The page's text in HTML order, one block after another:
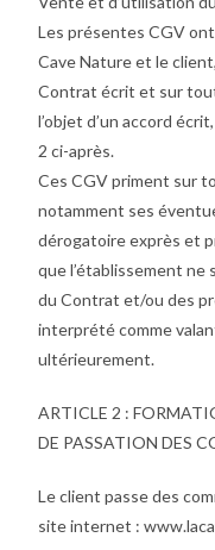
Les présentes CGV
Cave Nature et le
Contrat écrit et sur
l’objet d’un accord
2 ci-après.
Ces CGV priment sur
notamment ses
dérogatoire exprès et
que l’établissement ne
du Contrat et/ou des
interprété comme
ultérieurement.
ARTICLE 2 :
DE PASSATION DES
Le client passe des
site internet :